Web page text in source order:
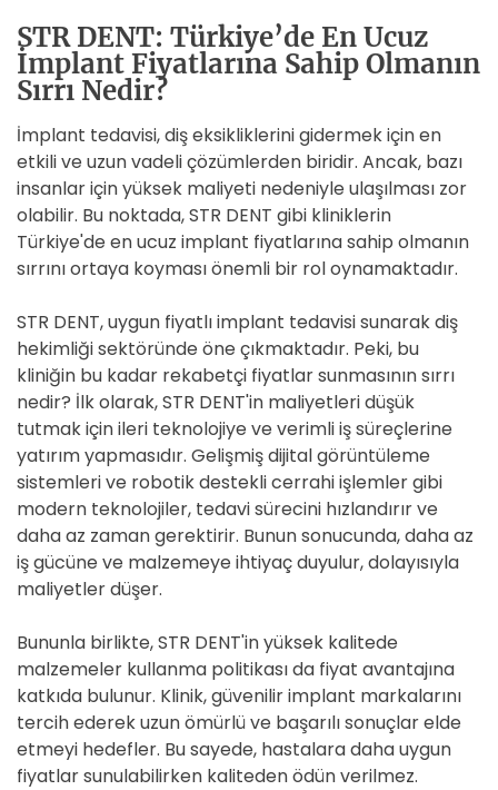
STR DENT: Türkiye’de En Ucuz
İmplant Fiyatlarına Sahip Olmanın
Sırrı Nedir?
İmplant tedavisi, diş eksikliklerini gidermek için en
etkili ve uzun vadeli çözümlerden biridir. Ancak, bazı
insanlar için yüksek maliyeti nedeniyle ulaşılması zor
olabilir. Bu noktada, STR DENT gibi kliniklerin
Türkiye'de en ucuz implant fiyatlarına sahip olmanın
sırrını ortaya koyması önemli bir rol oynamaktadır.
STR DENT, uygun fiyatlı implant tedavisi sunarak diş
hekimliği sektöründe öne çıkmaktadır. Peki, bu
kliniğin bu kadar rekabetçi fiyatlar sunmasının sırrı
nedir? İlk olarak, STR DENT'in maliyetleri düşük
tutmak için ileri teknolojiye ve verimli iş süreçlerine
yatırım yapmasıdır. Gelişmiş dijital görüntüleme
sistemleri ve robotik destekli cerrahi işlemler gibi
modern teknolojiler, tedavi sürecini hızlandırır ve
daha az zaman gerektirir. Bunun sonucunda, daha az
iş gücüne ve malzemeye ihtiyaç duyulur, dolayısıyla
maliyetler düşer.
Bununla birlikte, STR DENT'in yüksek kalitede
malzemeler kullanma politikası da fiyat avantajına
katkıda bulunur. Klinik, güvenilir implant markalarını
tercih ederek uzun ömürlü ve başarılı sonuçlar elde
etmeyi hedefler. Bu sayede, hastalara daha uygun
fiyatlar sunulabilirken kaliteden ödün verilmez.